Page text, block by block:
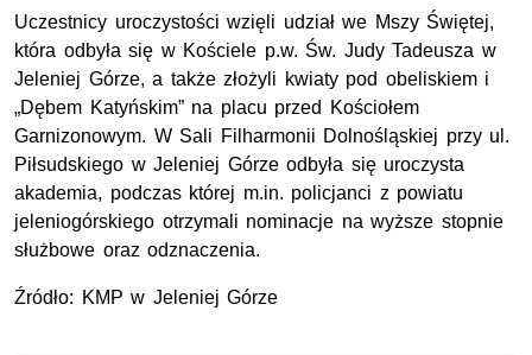
Uczestnicy uroczystości wzięli udział we Mszy Świętej,
która odbyła się w Kościele p.w. Św. Judy Tadeusza w
Jeleniej Górze, a także złożyli kwiaty pod obeliskiem i
„Dębem Katyńskim” na placu przed Kościołem
Garnizonowym. W Sali Filharmonii Dolnośląskiej przy ul.
Piłsudskiego w Jeleniej Górze odbyła się uroczysta
akademia, podczas której m.in. policjanci z powiatu
jeleniogórskiego otrzymali nominacje na wyższe stopnie
służbowe oraz odznaczenia.
Źródło: KMP w Jeleniej Górze